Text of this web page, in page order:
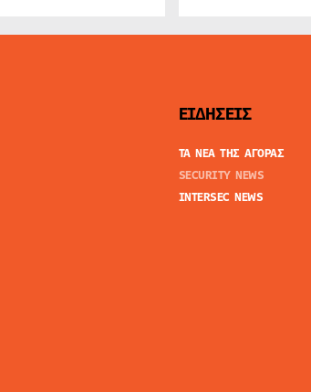
ΕΙΔΗΣΕΙΣ
ΤΑ ΝΕΑ ΤΗΣ ΑΓΟΡΑΣ
SECURITY NEWS
INTERSEC NEWS